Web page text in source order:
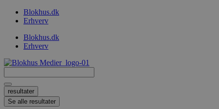
VidereBlokhus.dk
Erhverv
Blokhus.dk
Erhverv
...
resultater
Se alle resultater